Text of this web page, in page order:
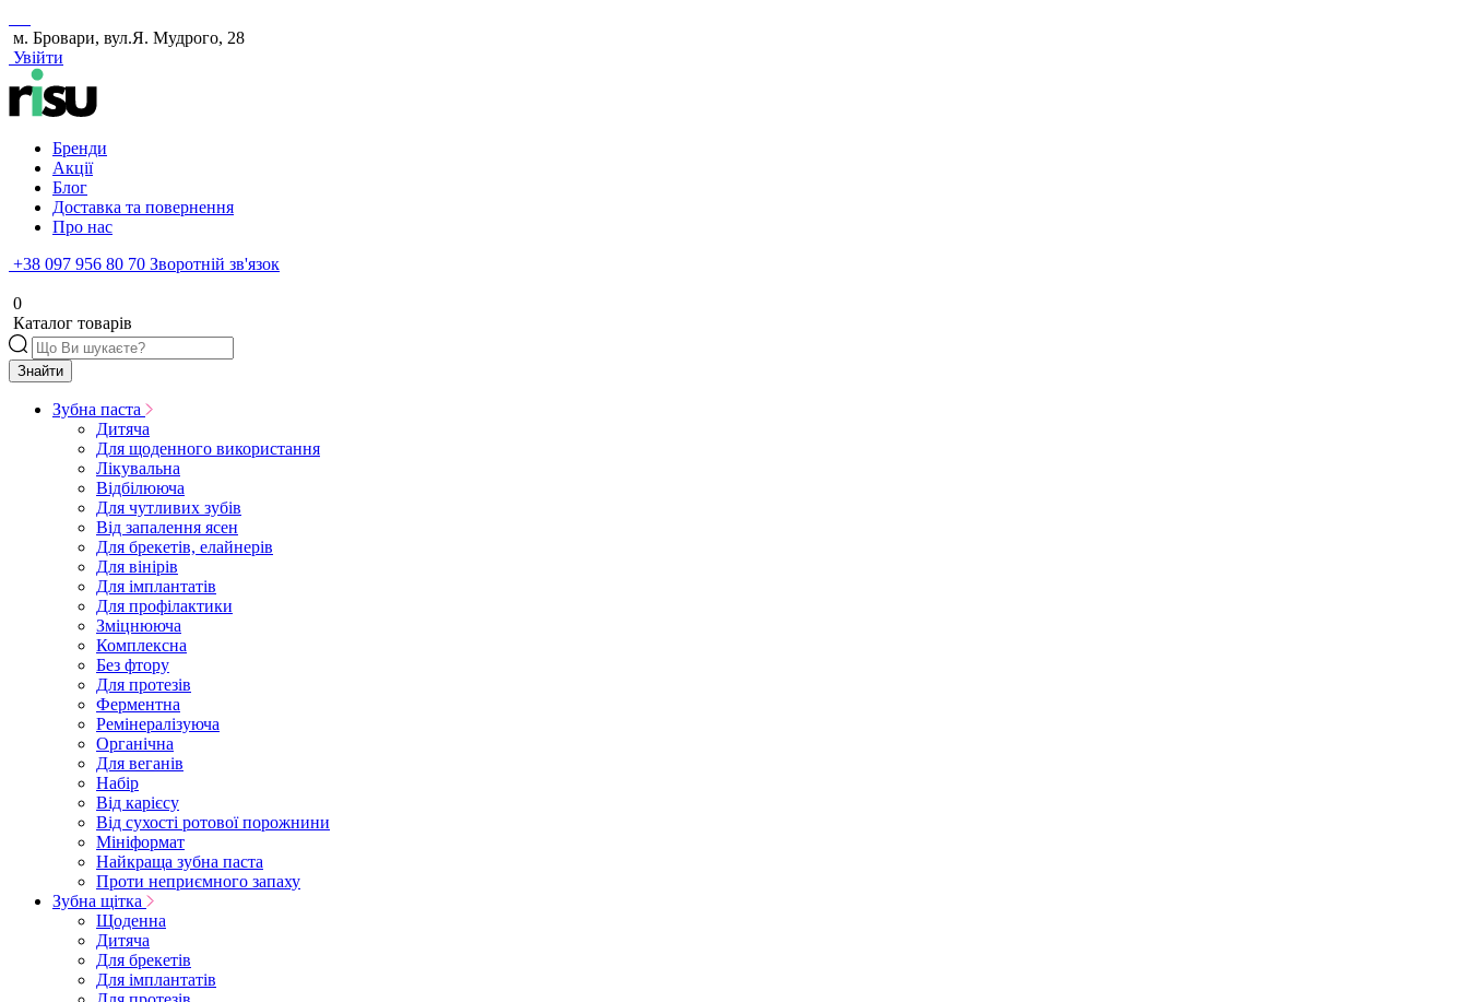
м. Бровари, вул.Я. Мудрого, 28
Увійти
Бренди
Акції
Блог
Доставка та повернення
Про нас
+38 097 956 80 70 Зворотній зв'язок
0
Каталог товарів
Знайти
Зубна паста
Дитяча
Для щоденного використання
Лікувальна
Відбілююча
Для чутливих зубів
Від запалення ясен
Для брекетів, елайнерів
Для вінірів
Для імплантатів
Для профілактики
Зміцнююча
Комплексна
Без фтору
Для протезів
Ферментна
Ремінералізуюча
Органічна
Для веганів
Набір
Від карієсу
Від сухості ротової порожнини
Мініформат
Найкраща зубна паста
Проти неприємного запаху
Зубна щітка
Щоденна
Дитяча
Для брекетів
Для імплантатів